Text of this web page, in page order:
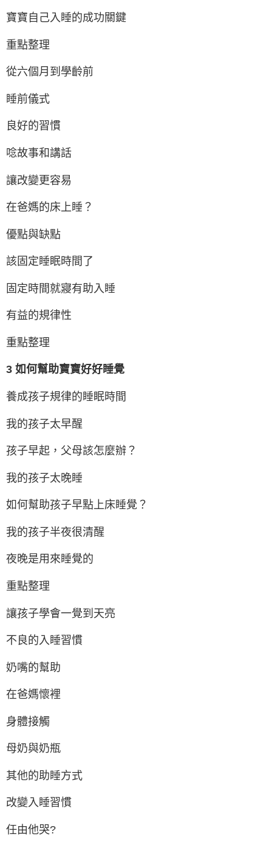
寶寶自己入睡的成功關鍵
重點整理
從六個月到學齡前
睡前儀式
良好的習慣
唸故事和講話
讓改變更容易
在爸媽的床上睡？
優點與缺點
該固定睡眠時間了
固定時間就寢有助入睡
有益的規律性
重點整理
3 如何幫助寶寶好好睡覺
養成孩子規律的睡眠時間
我的孩子太早醒
孩子早起，父母該怎麼辦？
我的孩子太晚睡
如何幫助孩子早點上床睡覺？
我的孩子半夜很清醒
夜晚是用來睡覺的
重點整理
讓孩子學會一覺到天亮
不良的入睡習慣
奶嘴的幫助
在爸媽懷裡
身體接觸
母奶與奶瓶
其他的助睡方式
改變入睡習慣
任由他哭?